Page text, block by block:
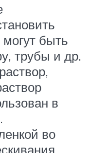
быть
трубы и др.
в
во